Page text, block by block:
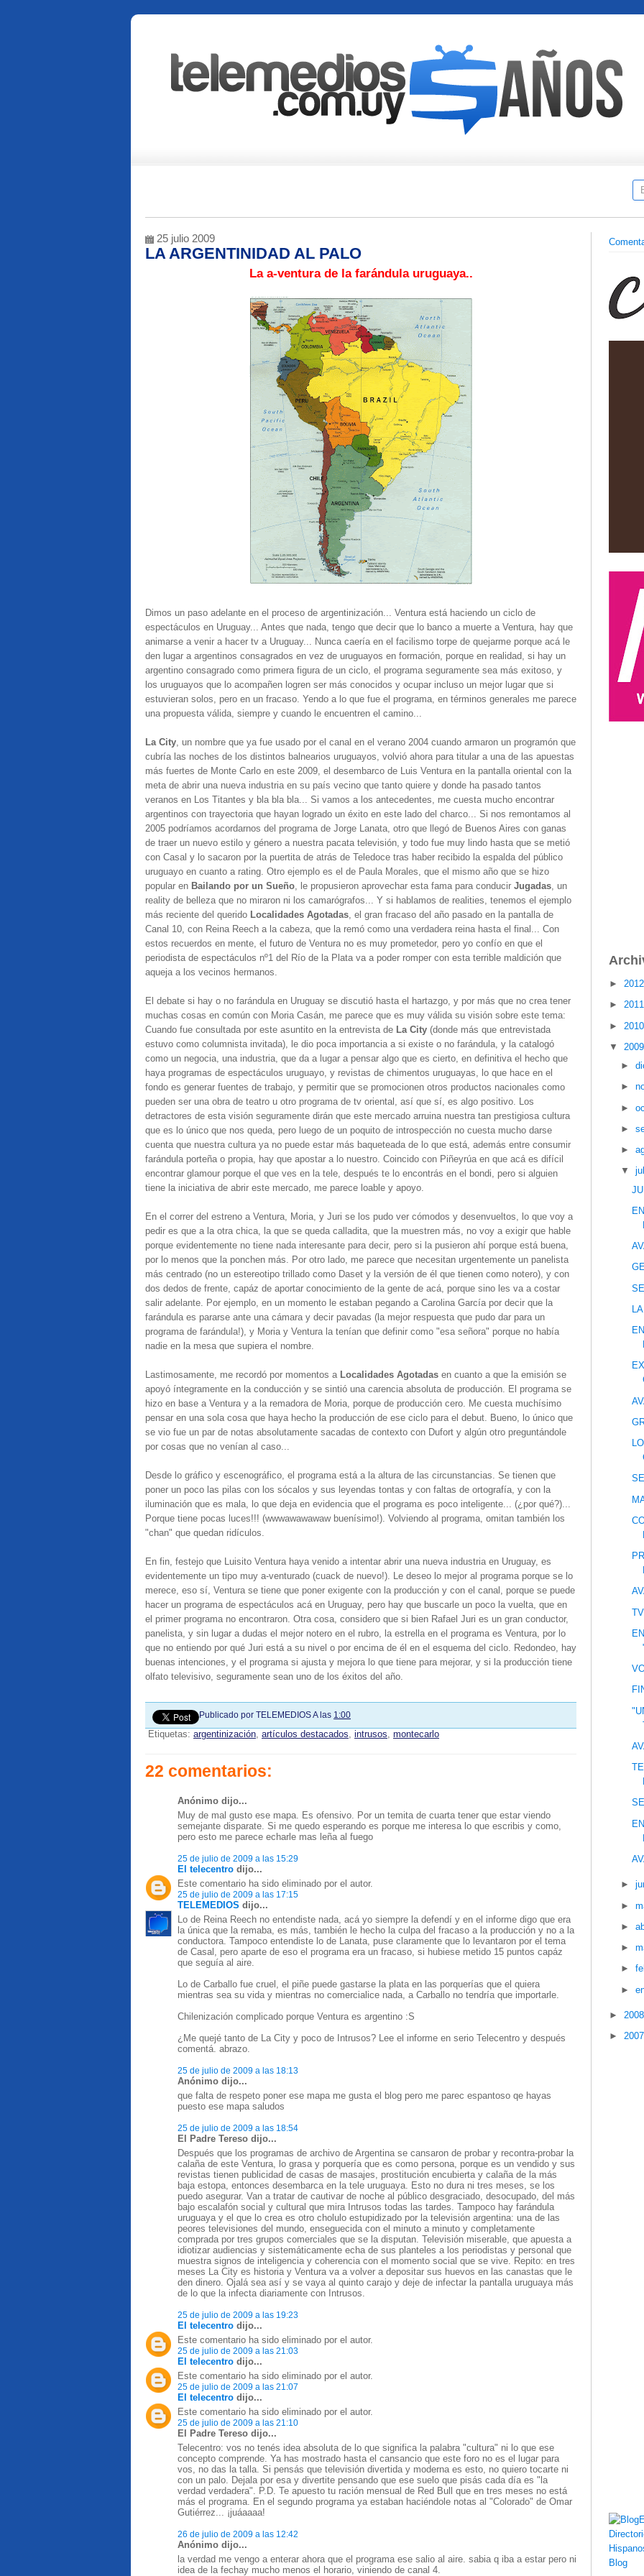
25 julio 2009
LA ARGENTINIDAD AL PALO
La a-ventura de la farándula uruguaya..
Dimos un paso adelante en el proceso de argentinización... Ventura está haciendo un ciclo de
espectáculos en Uruguay... Antes que nada, tengo que decir que lo banco a muerte a Ventura, hay que
animarse a venir a hacer tv a Uruguay... Nunca caería en el facilismo torpe de quejarme porque acá le
den lugar a argentinos consagrados en vez de uruguayos en formación, porque en realidad, si hay un
argentino consagrado como primera figura de un ciclo, el programa seguramente sea más exitoso, y
los uruguayos que lo acompañen logren ser más conocidos y ocupar incluso un mejor lugar que si
estuvieran solos, pero en un fracaso. Yendo a lo que fue el programa, en términos generales me parece
una propuesta válida, siempre y cuando le encuentren el camino...
La City, un nombre que ya fue usado por el canal en el verano 2004 cuando armaron un programón que
cubría las noches de los distintos balnearios uruguayos, volvió ahora para titular a una de las apuestas
más fuertes de Monte Carlo en este 2009, el desembarco de Luis Ventura en la pantalla oriental con la
meta de abrir una nueva industria en su país vecino que tanto quiere y donde ha pasado tantos
veranos en Los Titantes y bla bla bla... Si vamos a los antecedentes, me cuesta mucho encontrar
argentinos con trayectoria que hayan logrado un éxito en este lado del charco... Si nos remontamos al
2005 podríamos acordarnos del programa de Jorge Lanata, otro que llegó de Buenos Aires con ganas
de traer un nuevo estilo y género a nuestra pacata televisión, y todo fue muy lindo hasta que se metió
con Casal y lo sacaron por la puertita de atrás de Teledoce tras haber recibido la espalda del público
uruguayo en cuanto a rating. Otro ejemplo es el de Paula Morales, que el mismo año que se hizo
popular en Bailando por un Sueño, le propusieron aprovechar esta fama para conducir Jugadas, un
reality de belleza que no miraron ni los camarógrafos... Y si hablamos de realities, tenemos el ejemplo
más reciente del querido Localidades Agotadas, el gran fracaso del año pasado en la pantalla de
Canal 10, con Reina Reech a la cabeza, que la remó como una verdadera reina hasta el final... Con
estos recuerdos en mente, el futuro de Ventura no es muy prometedor, pero yo confío en que el
periodista de espectáculos nº1 del Río de la Plata va a poder romper con esta terrible maldición que
aqueja a los vecinos hermanos.
El debate si hay o no farándula en Uruguay se discutió hasta el hartazgo, y por más que no crea tener
muchas cosas en común con Moria Casán, me parece que es muy válida su visión sobre este tema:
Cuando fue consultada por este asuntito en la entrevista de La City (donde más que entrevistada
estuvo como columnista invitada), le dio poca importancia a si existe o no farándula, y la catalogó
como un negocia, una industria, que da a lugar a pensar algo que es cierto, en definitiva el hecho que
haya programas de espectáculos uruguayo, y revistas de chimentos uruguayas, lo que hace en el
fondo es generar fuentes de trabajo, y permitir que se promocionen otros productos nacionales como
pueden ser una obra de teatro u otro programa de tv oriental, así que sí, es algo positivo. Los
detractores de esta visión seguramente dirán que este mercado arruina nuestra tan prestigiosa cultura
que es lo único que nos queda, pero luego de un poquito de introspección no cuesta mucho darse
cuenta que nuestra cultura ya no puede estar más baqueteada de lo que está, además entre consumir
farándula porteña o propia, hay que apostar a lo nuestro. Coincido con Piñeyrúa en que acá es difícil
encontrar glamour porque el que ves en la tele, después te lo encontrás en el bondi, pero si alguien
tiene la iniciativa de abrir este mercado, me parece loable y apoyo.
En el correr del estreno a Ventura, Moria, y Juri se los pudo ver cómodos y desenvueltos, lo que voy a
pedir es que a la otra chica, la que se queda calladita, que la muestren más, no voy a exigir que hable
porque evidentemente no tiene nada interesante para decir, pero si la pusieron ahí porque está buena,
por lo menos que la ponchen más. Por otro lado, me parece que necesitan urgentemente un panelista
más centrado (no un estereotipo trillado como Daset y la versión de él que tienen como notero), y con
dos dedos de frente, capáz de aportar conocimiento de la gente de acá, porque sino les va a costar
salir adelante. Por ejemplo, en un momento le estaban pegando a Carolina García por decir que la
farándula es pararse ante una cámara y decir pavadas (la mejor respuesta que pudo dar para un
programa de farándula!), y Moria y Ventura la tenían que definir como "esa señora" porque no había
nadie en la mesa que supiera el nombre.
Lastimosamente, me recordó por momentos a Localidades Agotadas en cuanto a que la emisión se
apoyó íntegramente en la conducción y se sintió una carencia absoluta de producción. El programa se
hizo en base a Ventura y a la remadora de Moria, porque de producción cero. Me cuesta muchísimo
pensar en una sola cosa que haya hecho la producción de ese ciclo para el debut. Bueno, lo único que
se vio fue un par de notas absolutamente sacadas de contexto con Dufort y algún otro preguntándole
por cosas que no venían al caso...
Desde lo gráfico y escenográfico, el programa está a la altura de las circunstancias. Se tienen que
poner un poco las pilas con los sócalos y sus leyendas tontas y con faltas de ortografía, y con la
iluminación que es mala, lo que deja en evidencia que el programa es poco inteligente... (¿por qué?)...
Porque tiene pocas luces!!! (wwwawawawaw buenísimo!). Volviendo al programa, omitan también los
"chan" que quedan ridículos.
En fin, festejo que Luisito Ventura haya venido a intentar abrir una nueva industria en Uruguay, es
evidentemente un tipo muy a-venturado (cuack de nuevo!). Le deseo lo mejor al programa porque se lo
merece, eso sí, Ventura se tiene que poner exigente con la producción y con el canal, porque se puede
hacer un programa de espectáculos acá en Uruguay, pero hay que buscarle un poco la vuelta, que en
el primer programa no encontraron. Otra cosa, considero que si bien Rafael Juri es un gran conductor,
panelista, y sin lugar a dudas el mejor notero en el rubro, la estrella en el programa es Ventura, por lo
que no entiendo por qué Juri está a su nivel o por encima de él en el esquema del ciclo. Redondeo, hay
buenas intenciones, y el programa si ajusta y mejora lo que tiene para mejorar, y si la producción tiene
olfato televisivo, seguramente sean uno de los éxitos del año.
Publicado por TELEMEDIOSA las 1:00
Etiquetas: argentinización, artículos destacados, intrusos, montecarlo
22 comentarios:
Anónimo dijo...
Muy de mal gusto ese mapa. Es ofensivo. Por un temita de cuarta tener que estar viendo
semejante disparate. Si me quedo esperando es porque me interesa lo que escribis y como,
pero esto me parece echarle mas leña al fuego
25 de julio de 2009 a las 15:29
El telecentro dijo...
Este comentario ha sido eliminado por el autor.
25 de julio de 2009 a las 17:15
TELEMEDIOS dijo...
Lo de Reina Reech no entendiste nada, acá yo siempre la defendí y en el informe digo que era
la única que la remaba, es más, también le hecho la culpa del fracaso a la producción y no a la
conductora. Tampoco entendiste lo de Lanata, puse claramente que lo levantaron por el tema
de Casal, pero aparte de eso el programa era un fracaso, si hubiese metido 15 puntos capáz
que seguía al aire.
Lo de Carballo fue cruel, el piñe puede gastarse la plata en las porquerías que el quiera
mientras sea su vida y mientras no comercialice nada, a Carballo no tendría que importarle.
Chilenización complicado porque Ventura es argentino :S
¿Me quejé tanto de La City y poco de Intrusos? Lee el informe en serio Telecentro y después
comentá. abrazo.
25 de julio de 2009 a las 18:13
Anónimo dijo...
que falta de respeto poner ese mapa me gusta el blog pero me parec espantoso qe hayas
puesto ese mapa saludos
25 de julio de 2009 a las 18:54
El Padre Tereso dijo...
Después que los programas de archivo de Argentina se cansaron de probar y recontra-probar la
calaña de este Ventura, lo grasa y porquería que es como persona, porque es un vendido y sus
revistas tienen publicidad de casas de masajes, prostitución encubierta y calaña de la más
baja estopa, entonces desembarca en la tele uruguaya. Esto no dura ni tres meses, se los
puedo asegurar. Van a tratar de cautivar de noche al público desgraciado, desocupado, del más
bajo escalafón social y cultural que mira Intrusos todas las tardes. Tampoco hay farándula
uruguaya y el que lo crea es otro cholulo estupidizado por la televisión argentina: una de las
peores televisiones del mundo, enseguecida con el minuto a minuto y completamente
comprada por tres grupos comerciales que se la disputan. Televisión miserable, que apuesta a
idiotizar audiencias y sistemáticamente echa de sus planteles a los periodistas y personal que
muestra signos de inteligencia y coherencia con el momento social que se vive. Repito: en tres
meses La City es historia y Ventura va a volver a depositar sus huevos en las canastas que le
den dinero. Ojalá sea así y se vaya al quinto carajo y deje de infectar la pantalla uruguaya más
de lo que la infecta diariamente con Intrusos.
25 de julio de 2009 a las 19:23
El telecentro dijo...
Este comentario ha sido eliminado por el autor.
25 de julio de 2009 a las 21:03
El telecentro dijo...
Este comentario ha sido eliminado por el autor.
25 de julio de 2009 a las 21:07
El telecentro dijo...
Este comentario ha sido eliminado por el autor.
25 de julio de 2009 a las 21:10
El Padre Tereso dijo...
Telecentro: vos no tenés idea absoluta de lo que significa la palabra "cultura" ni lo que ese
concepto comprende. Ya has mostrado hasta el cansancio que este foro no es el lugar para
vos, no das la talla. Si pensás que televisión divertida y moderna es esto, no quiero tocarte ni
con un palo. Dejala por esa y divertite pensando que ese suelo que pisás cada día es "la
verdad verdadera". P.D. Te apuesto tu ración mensual de Red Bull que en tres meses no está
más el programa. En el segundo programa ya estaban haciéndole notas al "Colorado" de Omar
Gutiérrez... ¡juáaaaa!
26 de julio de 2009 a las 12:42
Anónimo dijo...
la verdad me vengo a enterar ahora que el programa ese salio al aire. sabia q iba a estar pero ni
idea de la fechay mucho menos el horario, viniendo de canal 4.
►
►
►
▼
►
►
►
►
►
▼
►
►
►
►
►
►
►
►